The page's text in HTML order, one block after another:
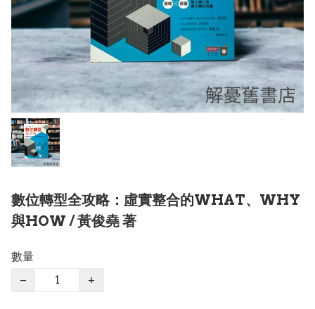
數位轉型全攻略：虛實整合的WHAT、WHY
與HOW / 黃俊堯 著
數量
−
+